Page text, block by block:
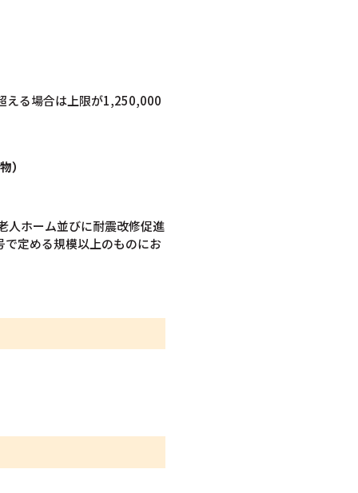
える場合は上限が1,250,000
）
人ホーム並びに耐震改修促進
定める規模以上のものにお